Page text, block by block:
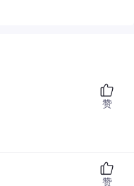
赞
赞